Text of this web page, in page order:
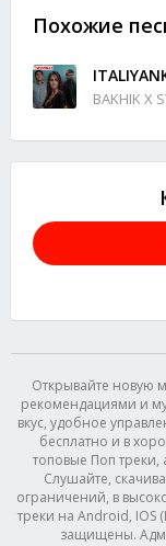
Похожие
BAKHIK X
Открывайте новую
рекомендациями и
вкус, удобное
бесплатно и в
топовые Поп треки,
Слушайте,
ограничений, в
треки на Android, IOS
защищены.